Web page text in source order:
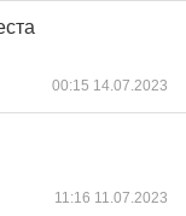
00:15 14.07.2023
11:16 11.07.2023